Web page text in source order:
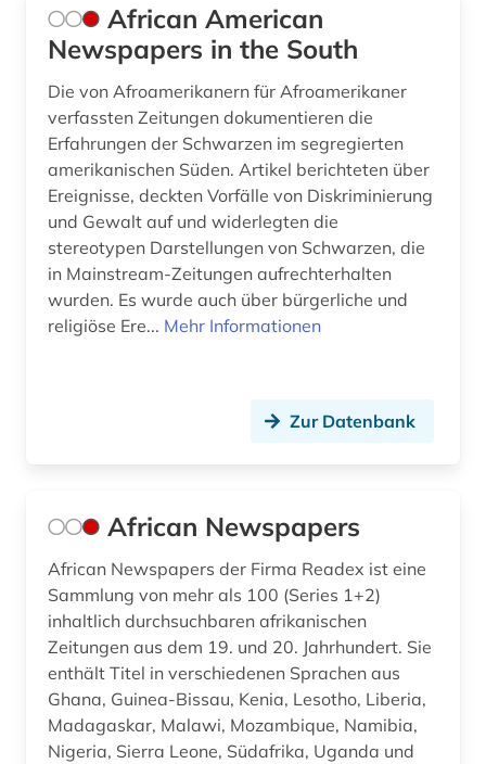
filmindustrie (2)
filmkritik (2)
filmkunst (1)
filmmusik (1)
filmografie (2)
filmplakat (1)
filmplakate (1)
filmzensur (1)
filmästhetik (1)
finnland (3)
finnlandschweden (1)
African American
Newspapers in the South
Die von Afroamerikanern für Afroamerikaner
verfassten Zeitungen dokumentieren die
Erfahrungen der Schwarzen im segregierten
amerikanischen Süden. Artikel berichteten über
Ereignisse, deckten Vorfälle von Diskriminierung
und Gewalt auf und widerlegten die
stereotypen Darstellungen von Schwarzen, die
in Mainstream-Zeitungen aufrechterhalten
wurden. Es wurde auch über bürgerliche und
religiöse Ere... Mehr Informationen
Zur Datenbank
African Newspapers
African Newspapers der Firma Readex ist eine
Sammlung von mehr als 100 (Series 1+2)
inhaltlich durchsuchbaren afrikanischen
Zeitungen aus dem 19. und 20. Jahrhundert. Sie
enthält Titel in verschiedenen Sprachen aus
Ghana, Guinea-Bissau, Kenia, Lesotho, Liberia,
Madagaskar, Malawi, Mozambique, Namibia,
Nigeria, Sierra Leone, Südafrika, Uganda und